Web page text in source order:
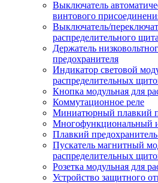
Выключатель
винтового
Выключатель/
распределительного щита
Держатель
предохранителя
Индикатор световой
распределительных
Кнопка модульная для
Коммутационное реле
Миниатюрный плавкий
Многофункциональный
Плавкий
Пускатель магнитный
распределительных
Розетка модульная для
Устройство защитного